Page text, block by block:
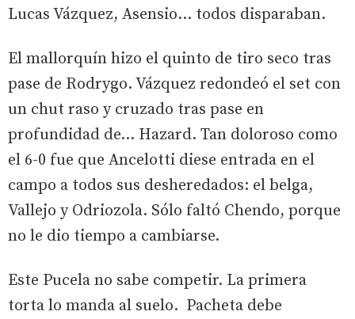
Lucas Vázquez, Asensio... todos disparaban.
El mallorquín hizo el quinto de tiro seco tras
pase de Rodrygo. Vázquez redondeó el set con
un chut raso y cruzado tras pase en
profundidad de... Hazard. Tan doloroso como
el 6-0 fue que Ancelotti diese entrada en el
campo a todos sus desheredados: el belga,
Vallejo y Odriozola. Sólo faltó Chendo, porque
no le dio tiempo a cambiarse.
Este Pucela no sabe competir. La primera
torta lo manda al suelo. Pacheta debe